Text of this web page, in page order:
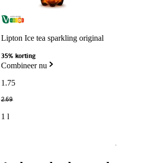
Lipton Ice tea sparkling original
35% korting
Combineer nu
1 .75
2.69
1 l